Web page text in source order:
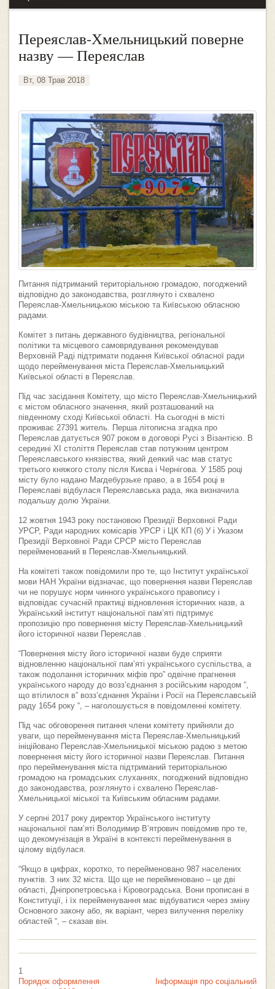
Переяслав-Хмельницький поверне
назву — Переяслав
Вт, 08 Трав 2018
Питання підтриманий територіальною громадою, погоджений
відповідно до законодавства, розглянуто і схвалено
Переяслав-Хмельницькою міською та Київською обласною
радами.
Комітет з питань державного будівництва, регіональної
політики та місцевого самоврядування рекомендував
Верховній Раді підтримати подання Київської обласної ради
щодо перейменування міста Переяслав-Хмельницький
Київської області в Переяслав.
Під час засідання Комітету, що місто Переяслав-Хмельницький
є містом обласного значення, який розташований на
південному сході Київської області. На сьогодні в місті
проживає 27391 житель. Перша літописна згадка про
Переяслав датується 907 роком в договорі Русі з Візантією. В
середині XI століття Переяслав став потужним центром
Переяславського князівства, який деякий час мав статус
третього княжого столу після Києва і Чернігова. У 1585 році
місту було надано Магдебурзьке право, а в 1654 році в
Переяславі відбулася Переяславська рада, яка визначила
подальшу долю України.
12 жовтня 1943 року постановою Президії Верховної Ради
УРСР, Ради народних комісарів УРСР і ЦК КП (б) У і Указом
Президії Верховної Ради СРСР місто Переяслав
перейменований в Переяслав-Хмельницький.
На комітеті також повідомили про те, що Інститут української
мови НАН України відзначає, що повернення назви Переяслав
чи не порушує норм чинного українського правопису і
відповідає сучасній практиці відновлення історичних назв, а
Український інститут національної пам’яті підтримує
пропозицію про повернення місту Переяслав-Хмельницький
його історичної назви Переяслав .
“Повернення місту його історичної назви буде сприяти
відновленню національної пам’яті українського суспільства, а
також подолання історичних міфів про” одвічне прагнення
українського народу до возз’єднання з російським народом “,
що втілилося в” возз’єднання України і Росії на Переяславській
раду 1654 року “, – наголошується в повідомленні комітету.
Під час обговорення питання члени комітету прийняли до
уваги, що перейменування міста Переяслав-Хмельницький
ініційовано Переяслав-Хмельницької міською радою з метою
повернення місту його історичної назви Переяслав. Питання
про перейменування міста підтриманий територіальною
громадою на громадських слуханнях, погоджений відповідно
до законодавства, розглянуто і схвалено Переяслав-
Хмельницької міської та Київським обласним радами.
У серпні 2017 року директор Українського інституту
національної пам’яті Володимир В’ятрович повідомив про те,
що декомунізація в Україні в контексті перейменування в
цілому відбулася.
“Якщо в цифрах, коротко, то перейменовано 987 населених
пунктів. З них 32 міста. Що ще не перейменовано – це дві
області, Дніпропетровська і Кіровоградська. Вони прописані в
Конституції, і їх перейменування має відбуватися через зміну
Основного закону або, як варіант, через вилучення переліку
областей “, – сказав він.
1
Порядок оформлення
Інформація про соціальний